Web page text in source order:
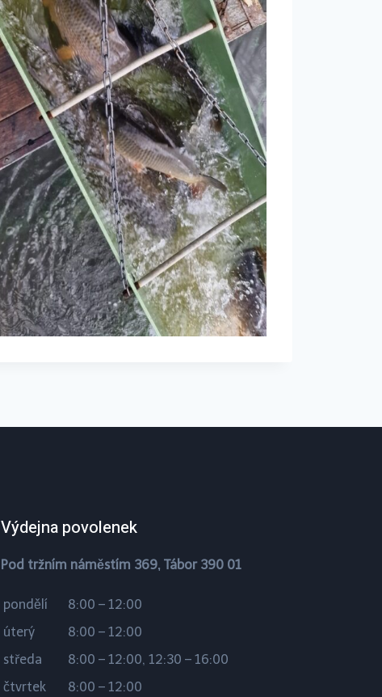
Výdejna povolenek
Pod tržním náměstím 369, Tábor 390 01
pondělí
8:00 – 12:00
úterý
8:00 – 12:00
středa
8:00 – 12:00, 12:30 – 16:00
čtvrtek
8:00 – 12:00